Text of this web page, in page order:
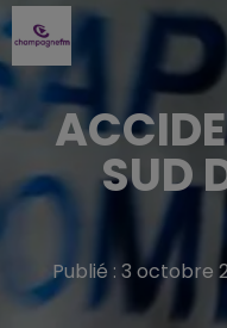
SUD
Publié : 3 octobre